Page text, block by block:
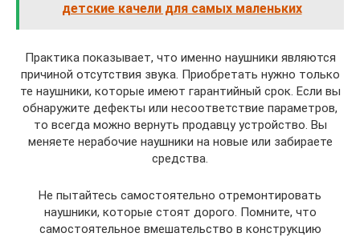
детские качели для самых маленьких
Практика показывает, что именно наушники являются
причиной отсутствия звука. Приобретать нужно только
те наушники, которые имеют гарантийный срок. Если вы
обнаружите дефекты или несоответствие параметров,
то всегда можно вернуть продавцу устройство. Вы
меняете нерабочие наушники на новые или забираете
средства.
Не пытайтесь самостоятельно отремонтировать
наушники, которые стоят дорого. Помните, что
самостоятельное вмешательство в конструкцию